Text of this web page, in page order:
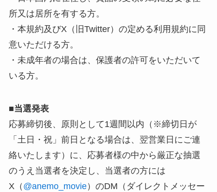
所又は居所を有する方。
・本規約及びX（旧Twitter）の定める利用規約に同
意いただける方。
・未成年者の場合は、保護者の許可をいただいて
いる方。
■当選発表
応募締切後、原則として1週間以内（※締切日が
「土日・祝」前日となる場合は、翌営業日にご連
絡いたします）に、応募者様の中から厳正な抽選
のうえ当選者を決定し、当選者の方には
X（ @anemo_movie）のDM（ダイレクトメッセー